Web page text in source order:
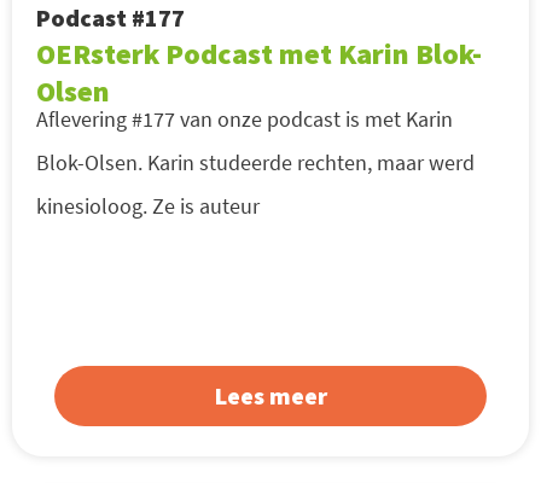
Podcast #177
OERsterk Podcast met Karin Blok-
Olsen
Aflevering #177 van onze podcast is met Karin
Blok-Olsen. Karin studeerde rechten, maar werd
kinesioloog. Ze is auteur
Lees meer